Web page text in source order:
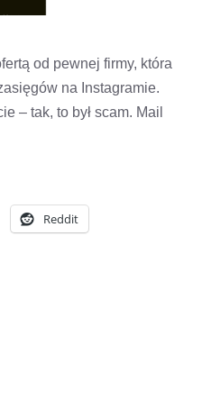
od pewnej firmy, która
na Instagramie.
– tak, to był scam. Mail
Reddit